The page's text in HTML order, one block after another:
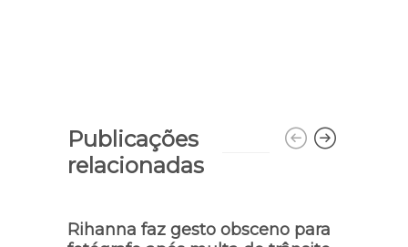
Publicações
relacionadas
Rihanna faz gesto obsceno para